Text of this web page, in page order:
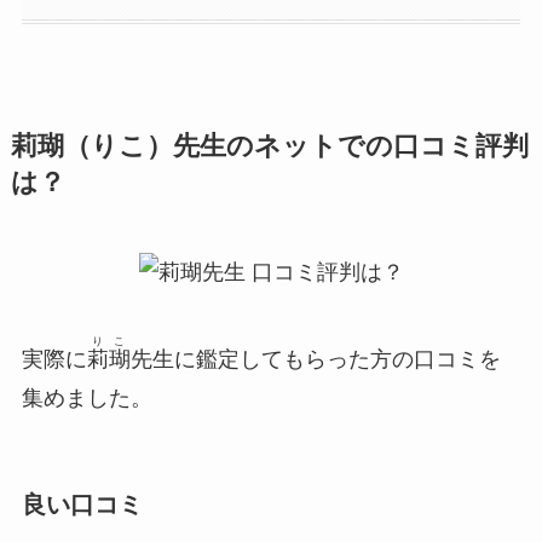
莉瑚（りこ）先生のネットでの口コミ評判
は？
実際に莉瑚
りこ
先生に鑑定してもらった方の口コミを
集めました。
良い口コミ